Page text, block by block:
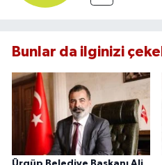
Bunlar da ilginizi